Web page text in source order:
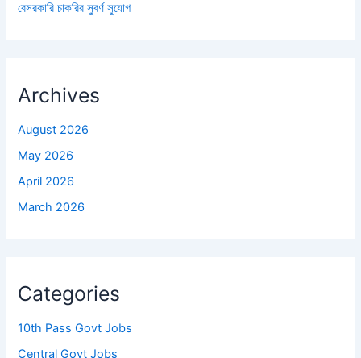
বেসরকারি চাকরির সুবর্ণ সুযোগ
Archives
August 2026
May 2026
April 2026
March 2026
Categories
10th Pass Govt Jobs
Central Govt Jobs